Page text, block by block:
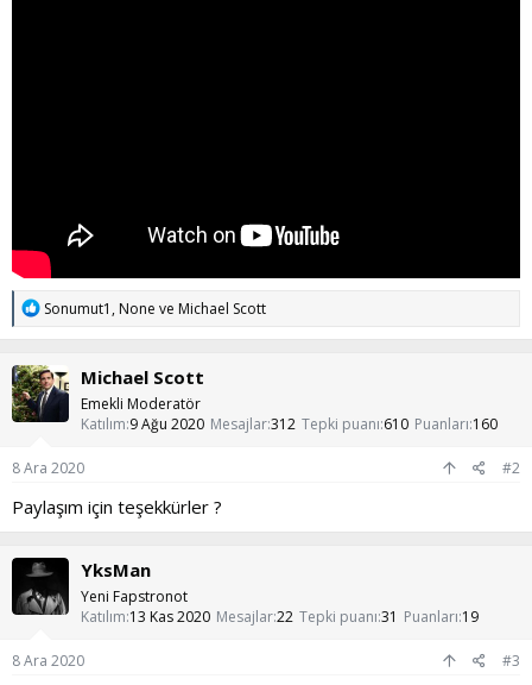
T
p
k
i
l
e
Sonumut1 ,None ve Michael Scott
Michael Scott
Emekli Moderatör
Katılım 9 Ağu 2020 Mesajlar312 Tepki puanı 610 Puanları 160
8 Ara 2020 #2
Paylaşım için teşekkürler ?
YksMan
Yeni Fapstronot
Katılım 13 Kas 2020 Mesajlar22 Tepki puanı 31 Puanları 19
8 Ara 2020 #3